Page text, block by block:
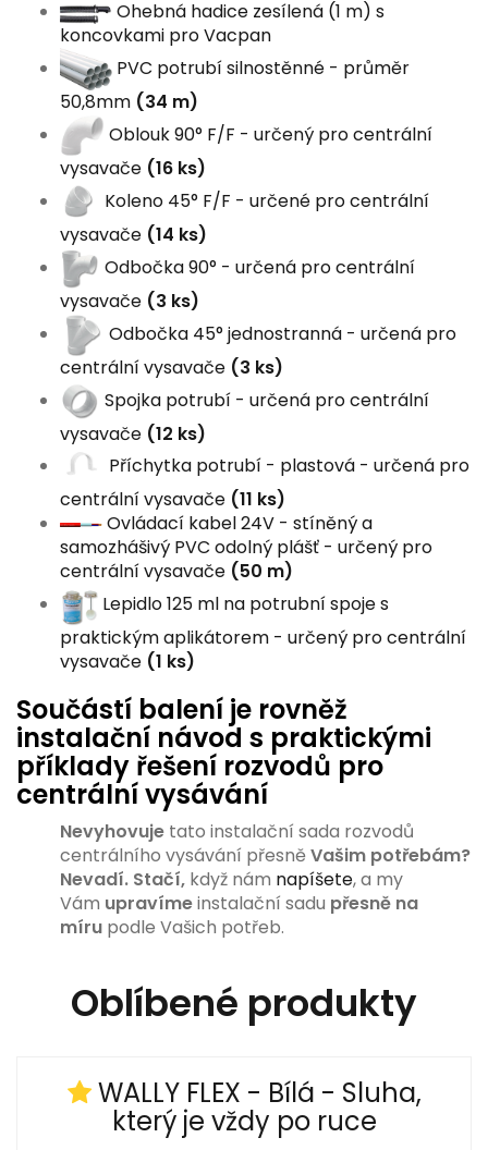
Ohebná hadice zesílená (1 m) s
koncovkami pro Vacpan
PVC potrubí silnostěnné - průměr
50,8mm (34 m)
Oblouk 90° F/F - určený pro centrální
vysavače (16 ks)
Koleno 45° F/F - určené pro centrální
vysavače (14 ks)
Odbočka 90° - určená pro centrální
vysavače (3 ks)
Odbočka 45° jednostranná - určená pro
centrální vysavače (3 ks)
Spojka potrubí - určená pro centrální
vysavače (12 ks)
Příchytka potrubí - plastová - určená pro
centrální vysavače (11 ks)
Ovládací kabel 24V - stíněný a
samozhášivý PVC odolný plášť - určený pro
centrální vysavače (50 m)
Lepidlo 125 ml na potrubní spoje s
praktickým aplikátorem - určený pro centrální
vysavače (1 ks)
Součástí balení je rovněž
instalační návod s praktickými
příklady řešení rozvodů pro
centrální vysávání
Nevyhovuje tato instalační sada rozvodů
centrálního vysávání přesněVašim potřebám?
Nevadí. Stačí, když nám napíšete, a my
Vám upravímeinstalační sadu přesně na
míru podle Vašich potřeb.
Oblíbené produkty
WALLY FLEX - Bílá - Sluha,
který je vždy po ruce